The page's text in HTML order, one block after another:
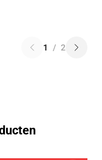
1 / 2